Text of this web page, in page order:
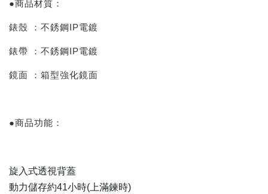
●商品材質：
錶殼 ：不銹鋼IP電鍍
錶帶 ：不銹鋼IP電鍍
鏡面 ：箱型強化鏡面
●商品功能：
旋入式透視背蓋
動力儲存約41小時(上滿鍊時)